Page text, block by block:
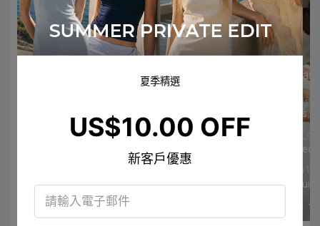
freya_grace2
LOUD REPOST
𝐊𝐢𝐦𝐛𝐞𝐫𝐥𝐲 𝐋𝐰𝐚𝐧𝐠𝐚?
I get bullied everyday
更多
#5 is
So
夏季精選
US$10.00 OFF
新客戶優惠